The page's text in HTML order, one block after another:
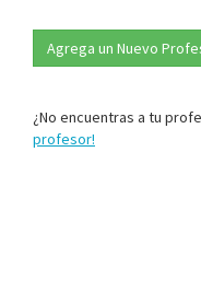
Agrega un Nuevo
¿No encuentras a tu
profesor!